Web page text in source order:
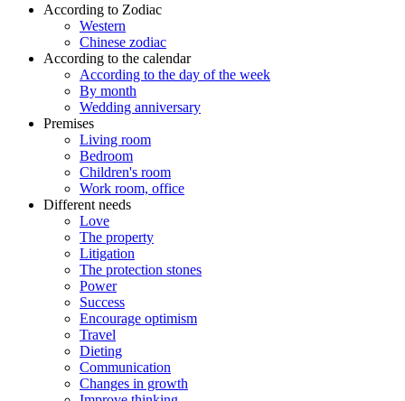
According to Zodiac
Western
Chinese zodiac
According to the calendar
According to the day of the week
By month
Wedding anniversary
Premises
Living room
Bedroom
Children's room
Work room, office
Different needs
Love
The property
Litigation
The protection stones
Power
Success
Encourage optimism
Travel
Dieting
Communication
Changes in growth